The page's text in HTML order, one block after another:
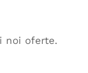
noi oferte.